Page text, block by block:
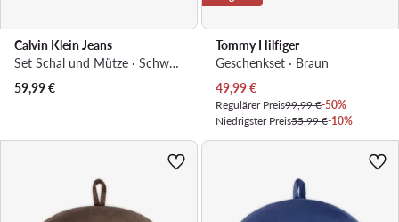
Calvin Klein Jeans
Set Schal und Mütze · Schwarz
59,99€
Tommy Hilfiger
Geschenkset · Braun
Aktueller Preis
49,99€
Regulärer Preis99,99 €-50%
Niedrigster Preis55,99 €-10%